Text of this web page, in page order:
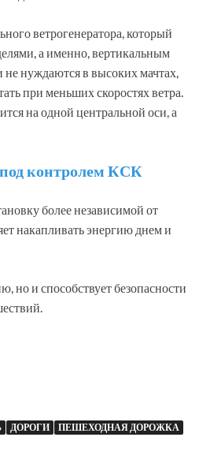
ветрогенератора, который
а именно, вертикальным
не нуждаются в высоких мачтах,
при меньших скоростях ветра.
на одной центральной оси, а
контролем КСК
более независимой от
накапливать энергию днем и
но и способствует безопасности
ДОРОГИ
ПЕШЕХОДНАЯ ДОРОЖКА